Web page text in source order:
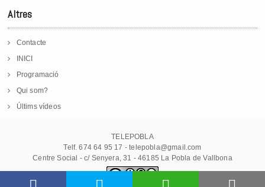
Altres
Contacte
INICI
Programació
Qui som?
Últims vídeos
TELEPOBLA
Telf. 674 64 95 17 - telepobla@gmail.com
Centre Social - c/ Senyera, 31 - 46185 La Pobla de Vallbona